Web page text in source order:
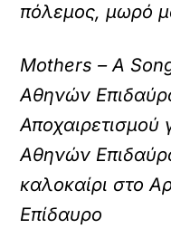
πόλεμος, μωρό
Mothers – A
Αθηνών
Αποχαιρετισμού
Αθηνών
καλοκαίρι στο
Επίδαυρο